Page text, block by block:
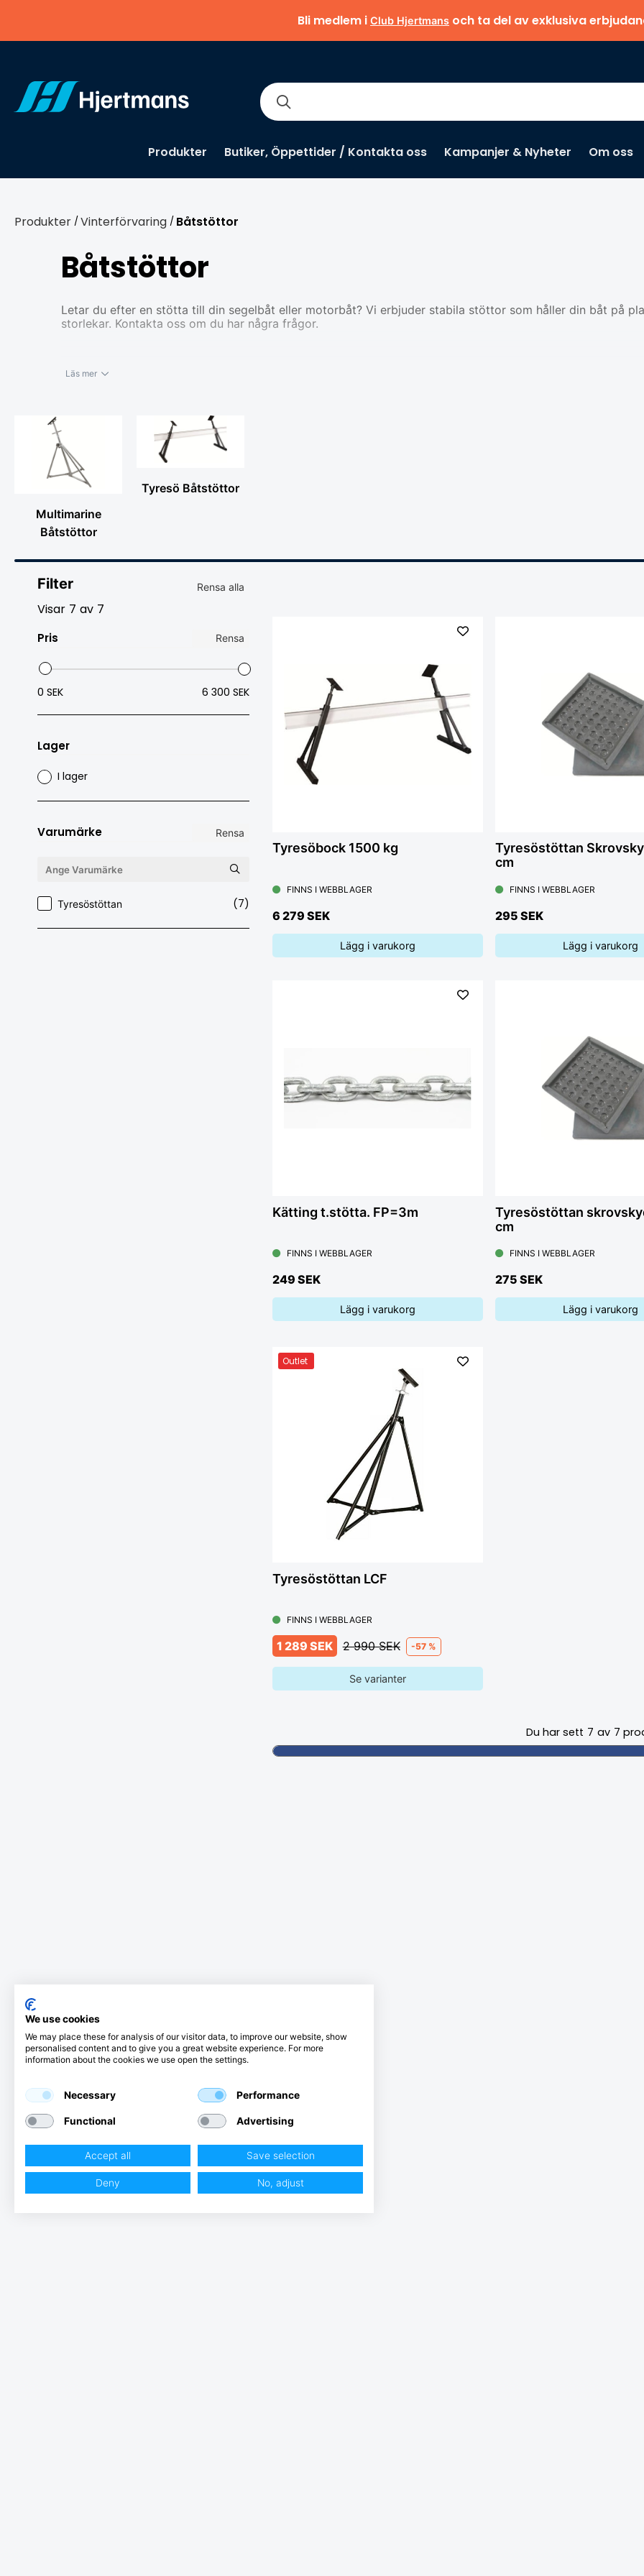
Bli medlem i Club Hjertmans och ta del av exklusiva
Produkter Butiker, Öppettider / Kontakta oss Kampanjer & Nyheter Om oss
Produkter / Vinterförvaring / Båtstöttor
Båtstöttor
Letar du efter en stötta till din segelbåt eller motorbåt? Vi erbjuder stabila stöttor som håller din båt på
storlekar. Kontakta oss om du har några frågor.
Läs mer
Multimarine
Båtstöttor
Tyresö Båtstöttor
Filter Rensa alla
Visar 7 av 7
Pris Rensa
0 SEK 6 300 SEK
Lager
I lager
Varumärke Rensa
Tyresöstöttan (7)
Tyresöbock 1500 kg
FINNS I WEBBLAGER
6 279 SEK
Lägg i varukorg
Tyresöstöttan
cm
FINNS I WEBBLAGER
295 SEK
Lägg i varukorg
Kätting t.stötta. FP=3m
FINNS I WEBBLAGER
249 SEK
Lägg i varukorg
Tyresöstöttan
cm
FINNS I WEBBLAGER
275 SEK
Lägg i varukorg
Outlet
Tyresöstöttan LCF
FINNS I WEBBLAGER
1 289 SEK 2 990 SEK -57 %
Se varianter
Du har sett 7 av 7
We use cookies
We may place these for analysis of our visitor data, to improve our website, show
personalised content and to give you a great website experience. For more
information about the cookies we use open the settings.
Necessary Performance
Functional Advertising
Accept all Save selection
Deny No, adjust